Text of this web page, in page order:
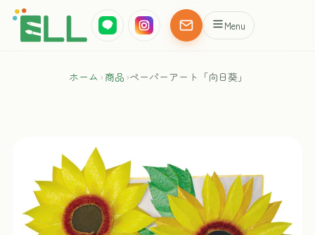
Menu
ホーム › 商品 ›ペーパーアート「向日葵」